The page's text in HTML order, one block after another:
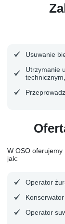
Usuwanie
Utrzymanie
technicznym,
W OSO
jak:
Operator
Konserwator
Operator